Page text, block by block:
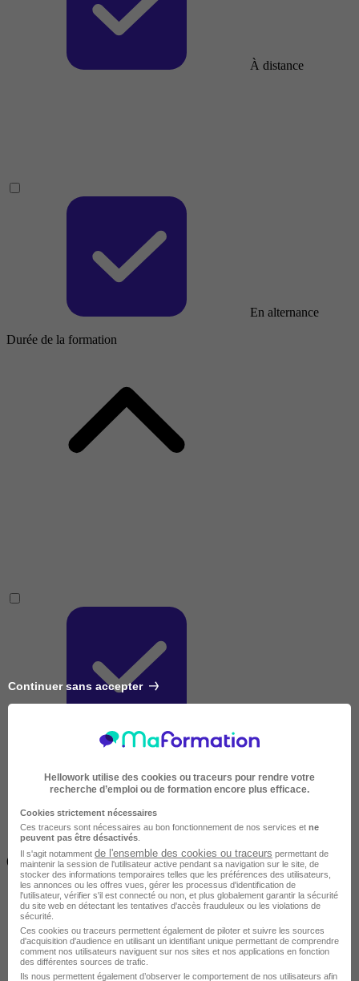
À distance
En alternance
Durée de la formation
(14h)
Continuer sans accepter
Hellowork utilise des cookies ou traceurs pour rendre votre
recherche d’emploi ou de formation encore plus efficace.
Cookies strictement nécessaires
Ces traceurs sont nécessaires au bon fonctionnement de nos services et ne
peuvent pas être désactivés
Il s'agit notamment de l'ensemble des cookies ou traceurs permettant de
maintenir la session de l'utilisateur active pendant sa navigation sur le site, de
stocker des informations temporaires telles que les préférences des utilisateurs,
les annonces ou les offres vues, gérer les processus d'identification de
l'utilisateur, vérifier s'il est connecté ou non, et plus globalement garantir la sécurité
du site web en détectant les tentatives d'accès frauduleux ou les violations de
sécurité.
Ces cookies ou traceurs permettent également de piloter et suivre les sources
d'acquisition d'audience en utilisant un identifiant unique permettant de comprendre
comment nos utilisateurs naviguent sur nos sites et nos applications en fonction
des différentes sources de trafic.
Ils nous permettent également d’observer le comportement de nos utilisateurs afin